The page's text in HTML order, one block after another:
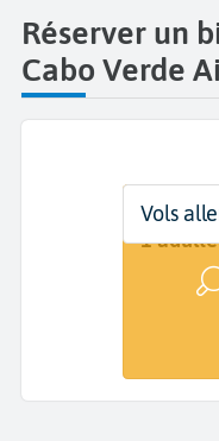
Réserver un
Cabo Verde
Départ
Paris
Dates
Dates
1
Vols